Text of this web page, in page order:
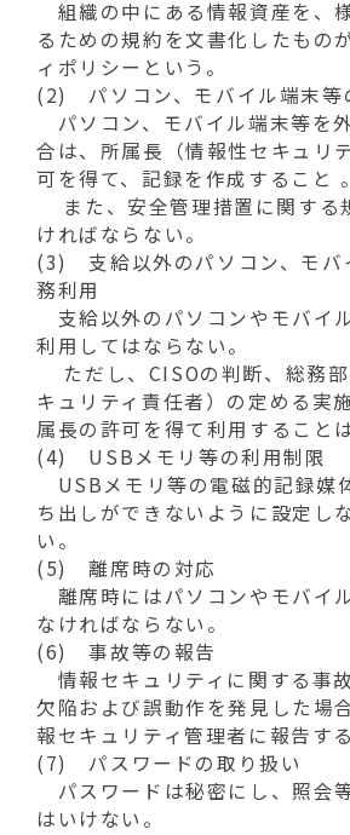
組織の中にある情報資産を、
るための規約を文書化したもの
ィポリシーという。
(2) パソコン、モバイル端末等
パソコン、モバイル端末等を
合は、所属長（情報性セキュリ
可を得て、記録を作成すること 。
また、安全管理措置に関する
ければならない。
(3) 支給以外のパソコン、モバ
務利用
支給以外のパソコンやモバイ
利用してはならない。
ただし、CISOの判断、総務
キュリティ責任者）の定める実
属長の許可を得て利用すること
(4) USBメモリ等の利用制限
USBメモリ等の電磁的記録媒
ち出しができないように設定し
い。
(5) 離席時の対応
離席時にはパソコンやモバイ
なければならない。
(6) 事故等の報告
情報セキュリティに関する事
欠陥および誤動作を発見した場
報セキュリティ管理者に報告する
(7) パスワードの取り扱い
パスワードは秘密にし、照会
はいけない。